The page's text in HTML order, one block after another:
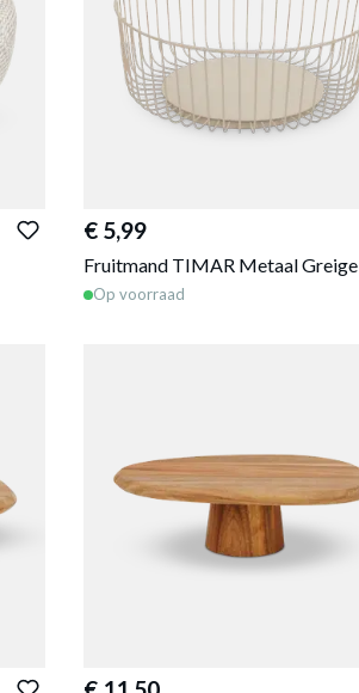
€ 5,99
Fruitmand TIMAR Metaal Greige
Op voorraad